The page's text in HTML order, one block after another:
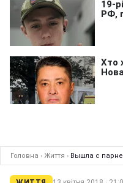
Головна › Життя › Вышла с